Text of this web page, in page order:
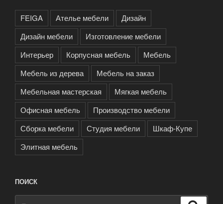
FEIGA Ателье мебели
Дизайн
Дизайн мебели
Изготовление мебели
Интерьер
Корпусная мебель
Мебель
Мебель из дерева
Мебель на заказ
Мебельная мастерская
Мягкая мебель
Офисная мебель
Производство мебели
Сборка мебели
Студия мебели
Шкаф-Купе
Элитная мебель
ПОИСК